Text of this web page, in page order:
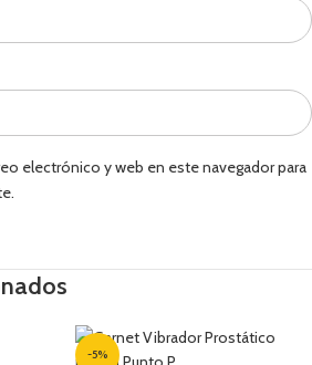
electrónico y web en este navegador para
-5%